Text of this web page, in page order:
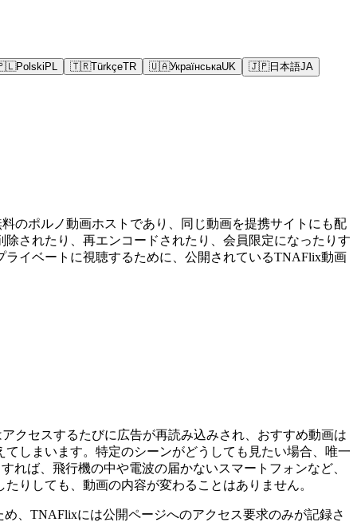
Polski PL 🇹🇷TürkçeTR 🇺🇦УкраїнськаUK 🇯🇵日本語JA
のポルノ動画ホストであり、同じ動画を提携サイトにも配
されたり、再エンコードされたり、会員限定になったりす
イベートに視聴するために、公開されているTNAFlix動画
クセスするたびに広告が再読み込みされ、おすすめ動画は
しまいます。特定のシーンがどうしても見たい場合、唯一
ば、飛行機の中や電波の届かないスマートフォンなど、
りしても、動画の内容が変わることはありません。
、TNAFlixには公開ページへのアクセス要求のみが記録さ